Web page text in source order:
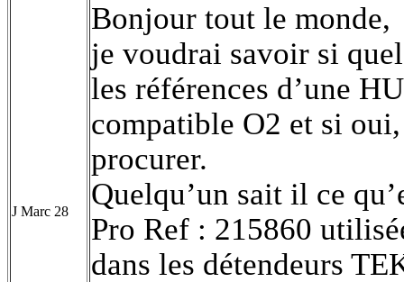
J Marc 28
Bonjour tout le monde,
je voudrai savoir si
les références d’une
compatible O2 et si
procurer.
Quelqu’un sait il ce
Pro Ref : 215860
dans les détendeurs